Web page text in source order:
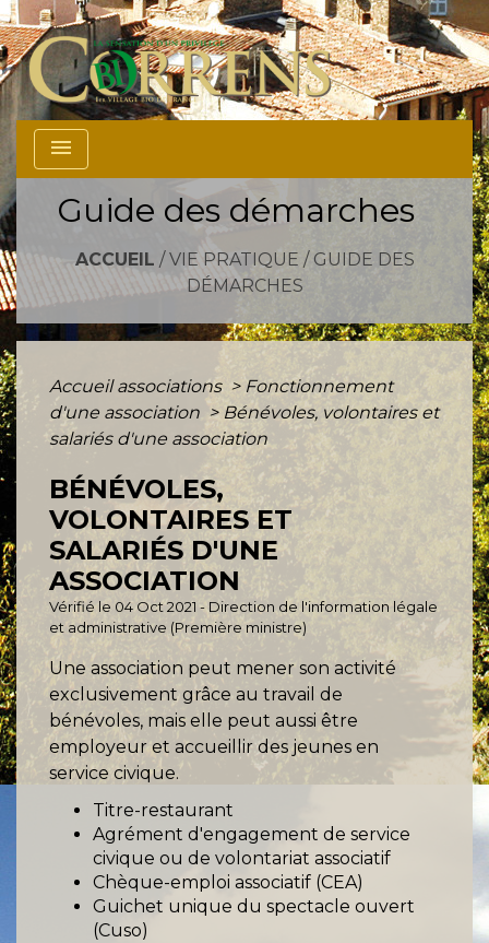
menu
Guide des démarches
ACCUEIL / VIE PRATIQUE / GUIDE DES
DÉMARCHES
Accueil associations > Fonctionnement
d'une association > Bénévoles, volontaires et
salariés d'une association
BÉNÉVOLES,
VOLONTAIRES ET
SALARIÉS D'UNE
ASSOCIATION
Vérifié le 04 Oct 2021 - Direction de l'information légale
et administrative (Première ministre)
Une association peut mener son activité
exclusivement grâce au travail de
bénévoles, mais elle peut aussi être
employeur et accueillir des jeunes en
service civique.
Titre-restaurant
Agrément d'engagement de service
civique ou de volontariat associatif
Chèque-emploi associatif (CEA)
Guichet unique du spectacle ouvert
(Cuso)